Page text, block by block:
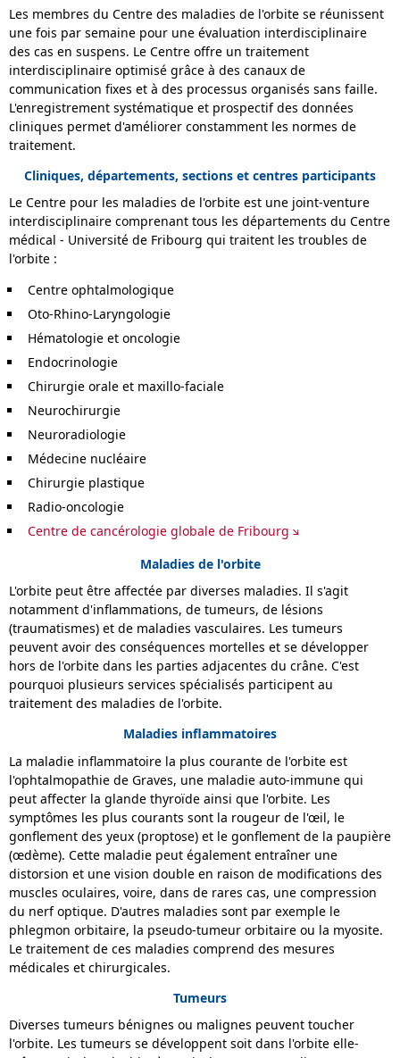
Les membres du Centre des maladies de l'orbite se réunissent
une fois par semaine pour une évaluation interdisciplinaire
des cas en suspens. Le Centre offre un traitement
interdisciplinaire optimisé grâce à des canaux de
communication fixes et à des processus organisés sans faille.
L'enregistrement systématique et prospectif des données
cliniques permet d'améliorer constamment les normes de
traitement.
Cliniques, départements, sections et centres participants
Le Centre pour les maladies de l'orbite est une joint-venture
interdisciplinaire comprenant tous les départements du Centre
médical - Université de Fribourg qui traitent les troubles de
l'orbite :
Centre ophtalmologique
Oto-Rhino-Laryngologie
Hématologie et oncologie
Endocrinologie
Chirurgie orale et maxillo-faciale
Neurochirurgie
Neuroradiologie
Médecine nucléaire
Chirurgie plastique
Radio-oncologie
Centre de cancérologie globale de Fribourg
Maladies de l'orbite
L'orbite peut être affectée par diverses maladies. Il s'agit
notamment d'inflammations, de tumeurs, de lésions
(traumatismes) et de maladies vasculaires. Les tumeurs
peuvent avoir des conséquences mortelles et se développer
hors de l'orbite dans les parties adjacentes du crâne. C'est
pourquoi plusieurs services spécialisés participent au
traitement des maladies de l'orbite.
Maladies inflammatoires
La maladie inflammatoire la plus courante de l'orbite est
l'ophtalmopathie de Graves, une maladie auto-immune qui
peut affecter la glande thyroïde ainsi que l'orbite. Les
symptômes les plus courants sont la rougeur de l'œil, le
gonflement des yeux (proptose) et le gonflement de la paupière
(œdème). Cette maladie peut également entraîner une
distorsion et une vision double en raison de modifications des
muscles oculaires, voire, dans de rares cas, une compression
du nerf optique. D'autres maladies sont par exemple le
phlegmon orbitaire, la pseudo-tumeur orbitaire ou la myosite.
Le traitement de ces maladies comprend des mesures
médicales et chirurgicales.
Tumeurs
Diverses tumeurs bénignes ou malignes peuvent toucher
l'orbite. Les tumeurs se développent soit dans l'orbite elle-